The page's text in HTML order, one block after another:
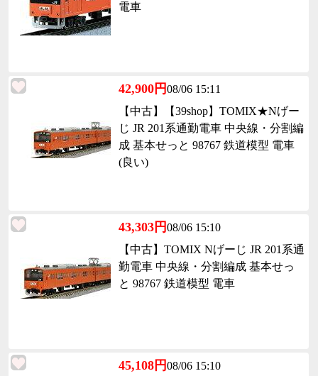
電車
42,900円08/06 15:11
【中古】【39shop】TOMIX★Nげー
じ JR 201系通勤電車 中央線・分割編
成 基本せっと 98767 鉄道模型 電車
(良い)
43,303円08/06 15:10
【中古】TOMIX Nげーじ JR 201系通
勤電車 中央線・分割編成 基本せっ
と 98767 鉄道模型 電車
45,108円08/06 15:10